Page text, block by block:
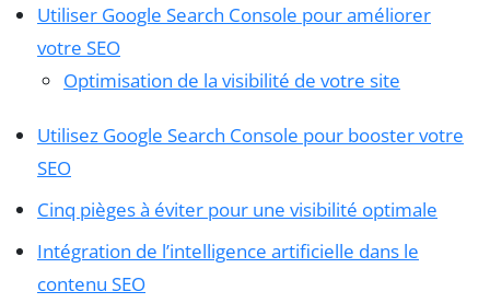
Utiliser Google Search Console pour améliorer
votre SEO
Optimisation de la visibilité de votre site
Utilisez Google Search Console pour booster votre
SEO
Cinq pièges à éviter pour une visibilité optimale
Intégration de l’intelligence artificielle dans le
contenu SEO